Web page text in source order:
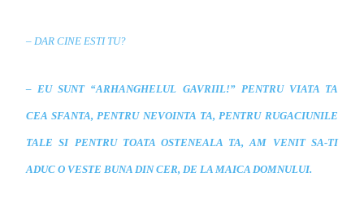
– DAR CINE ESTI TU?
– EU SUNT “ARHANGHELUL GAVRIIL!” PENTRU VIATA TA
CEA SFANTA, PENTRU NEVOINTA TA, PENTRU RUGACIUNILE
TALE SI PENTRU TOATA OSTENEALA TA, AM VENIT SA-TI
ADUC O VESTE BUNA DIN CER, DE LA MAICA DOMNULUI.